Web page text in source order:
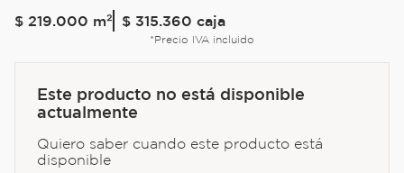
$ 219.000 m² $ 315.360 caja
*Precio IVA incluido
Este producto no está disponible
actualmente
Quiero saber cuando este producto está
disponible